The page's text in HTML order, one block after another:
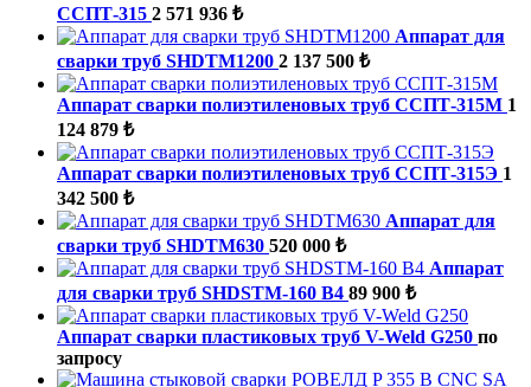
ССПТ-315 2 571 936 ₺
Аппарат для
сварки труб SHDTM1200 2 137 500 ₺
Аппарат сварки полиэтиленовых труб ССПТ-315М 1
124 879 ₺
Аппарат сварки полиэтиленовых труб ССПТ-315Э 1
342 500 ₺
Аппарат для
сварки труб SHDTM630 520 000 ₺
Аппарат
для сварки труб SHDSTM-160 B4 89 900 ₺
Аппарат сварки пластиковых труб V-Weld G250 по
запросу